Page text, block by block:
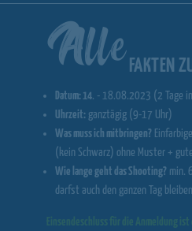
Alle FAKTEN
Datum: 14. - 18.08.2023 (2 Tage
Uhrzeit: ganztägig (9-17 Uhr)
Was muss ich mitbringen?
(kein Schwarz) ohne Muster +
Wie lange geht das Shooting? min.
darfst auch den ganzen Tag